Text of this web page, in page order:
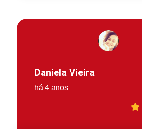
Daniela Vieira
há 4 anos